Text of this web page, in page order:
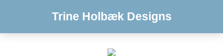
Trine Holbæk Designs